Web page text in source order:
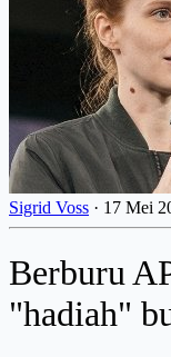
Sigrid Voss · 17 Mei
Berburu
"hadiah"